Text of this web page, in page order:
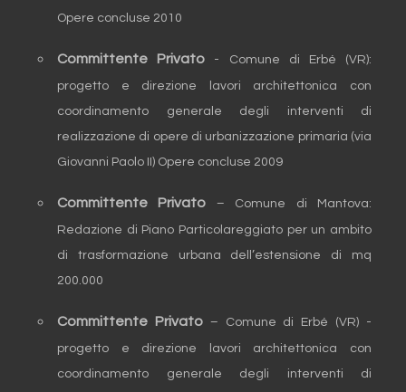
Opere concluse 2010
Committente Privato - Comune di Erbé (VR):
progetto e direzione lavori architettonica con
coordinamento generale degli interventi di
realizzazione di opere di urbanizzazione primaria (via
Giovanni Paolo II) Opere concluse 2009
Committente Privato – Comune di Mantova:
Redazione di Piano Particolareggiato per un ambito
di trasformazione urbana dell’estensione di mq
200.000
Committente Privato– Comune di Erbé (VR) -
progetto e direzione lavori architettonica con
coordinamento generale degli interventi di